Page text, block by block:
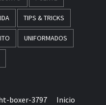
TIPS & TRICKS
UNIFORMADOS
boxer-3797 Inicio